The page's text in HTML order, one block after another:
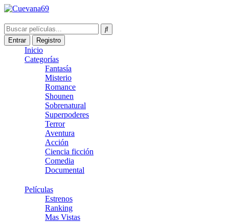
Entrar Registro
Inicio
Categorías
Fantasía
Misterio
Romance
Shounen
Sobrenatural
Superpoderes
Terror
Aventura
Acción
Ciencia ficción
Comedia
Documental
Películas
Estrenos
Ranking
Mas Vistas